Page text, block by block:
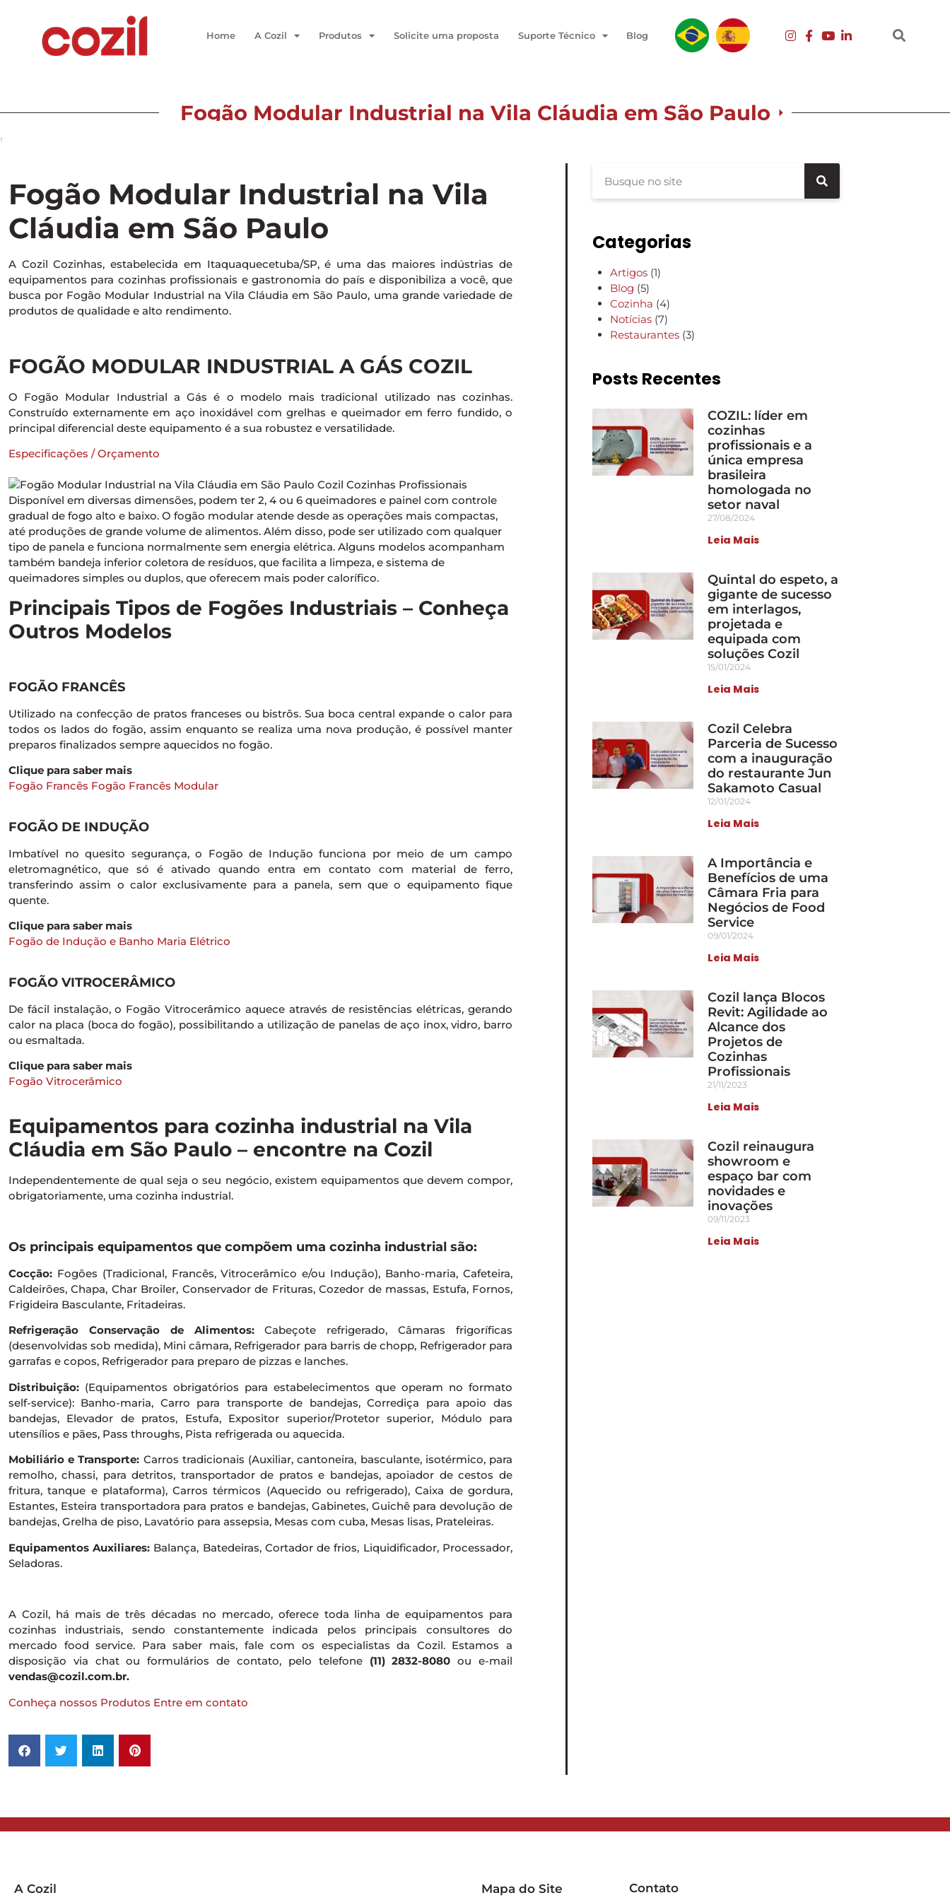
Home A Cozil Produtos Solicite uma proposta Suporte Técnico Blog
Fogão Modular Industrial na Vila Cláudia em São Paulo
Início
Fogão Modular Industrial na Vila
Cláudia em São Paulo
A Cozil Cozinhas, estabelecida em Itaquaquecetuba/SP, é uma das maiores indústrias de
equipamentos para cozinhas profissionais e gastronomia do país e disponibiliza a você, que
busca por Fogão Modular Industrial na Vila Cláudia em São Paulo, uma grande variedade de
produtos de qualidade e alto rendimento.
FOGÃO MODULAR INDUSTRIAL A GÁS COZIL
O Fogão Modular Industrial a Gás é o modelo mais tradicional utilizado nas cozinhas.
Construído externamente em aço inoxidável com grelhas e queimador em ferro fundido, o
principal diferencial deste equipamento é a sua robustez e versatilidade.
Especificações / Orçamento
Disponível em diversas dimensões, podem ter 2, 4 ou 6 queimadores e painel com controle
gradual de fogo alto e baixo. O fogão modular atende desde as operações mais compactas,
até produções de grande volume de alimentos. Além disso, pode ser utilizado com qualquer
tipo de panela e funciona normalmente sem energia elétrica. Alguns modelos acompanham
também bandeja inferior coletora de resíduos, que facilita a limpeza, e sistema de
queimadores simples ou duplos, que oferecem mais poder calorífico.
Principais Tipos de Fogões Industriais – Conheça
Outros Modelos
FOGÃO FRANCÊS
Utilizado na confecção de pratos franceses ou bistrôs. Sua boca central expande o calor para
todos os lados do fogão, assim enquanto se realiza uma nova produção, é possível manter
preparos finalizados sempre aquecidos no fogão.
Clique para saber mais
Fogão Francês Fogão Francês Modular
FOGÃO DE INDUÇÃO
Imbatível no quesito segurança, o Fogão de Indução funciona por meio de um campo
eletromagnético, que só é ativado quando entra em contato com material de ferro,
transferindo assim o calor exclusivamente para a panela, sem que o equipamento fique
quente.
Clique para saber mais
Fogão de Indução e Banho Maria Elétrico
FOGÃO VITROCERÂMICO
De fácil instalação, o Fogão Vitrocerâmico aquece através de resistências elétricas, gerando
calor na placa (boca do fogão), possibilitando a utilização de panelas de aço inox, vidro, barro
ou esmaltada.
Clique para saber mais
Fogão Vitrocerâmico
Equipamentos para cozinha industrial na Vila
Cláudia em São Paulo – encontre na Cozil
Independentemente de qual seja o seu negócio, existem equipamentos que devem compor,
obrigatoriamente, uma cozinha industrial.
Os principais equipamentos que compõem uma cozinha industrial são:
Cocção: Fogões (Tradicional, Francês, Vitrocerâmico e/ou Indução), Banho-maria, Cafeteira,
Caldeirões, Chapa, Char Broiler, Conservador de Frituras, Cozedor de massas, Estufa, Fornos,
Frigideira Basculante, Fritadeiras.
Refrigeração Conservação de Alimentos:Cabeçote refrigerado, Câmaras frigoríficas
(desenvolvidas sob medida), Mini câmara, Refrigerador para barris de chopp, Refrigerador para
garrafas e copos, Refrigerador para preparo de pizzas e lanches.
Distribuição: (Equipamentos obrigatórios para estabelecimentos que operam no formato
self-service): Banho-maria, Carro para transporte de bandejas, Corrediça para apoio das
bandejas, Elevador de pratos, Estufa, Expositor superior/Protetor superior, Módulo para
utensílios e pães, Pass throughs, Pista refrigerada ou aquecida.
Mobiliário e Transporte: Carros tradicionais (Auxiliar, cantoneira, basculante, isotérmico, para
remolho, chassi, para detritos, transportador de pratos e bandejas, apoiador de cestos de
fritura, tanque e plataforma), Carros térmicos (Aquecido ou refrigerado), Caixa de gordura,
Estantes, Esteira transportadora para pratos e bandejas, Gabinetes, Guichê para devolução de
bandejas, Grelha de piso, Lavatório para assepsia, Mesas com cuba, Mesas lisas, Prateleiras.
Equipamentos Auxiliares: Balança, Batedeiras, Cortador de frios, Liquidificador, Processador,
Seladoras.
A Cozil, há mais de três décadas no mercado, oferece toda linha de equipamentos para
cozinhas industriais, sendo constantemente indicada pelos principais consultores do
mercado food service. Para saber mais, fale com os especialistas da Cozil. Estamos a
disposição via chat ou formulários de contato, pelo telefone (11) 2832-8080 ou e-mail
vendas@cozil.com.br.
Conheça nossos Produtos Entre em contato
Categorias
Artigos(1)
Blog (5)
Cozinha (4)
Notícias(7)
Restaurantes(3)
Posts Recentes
COZIL: líder em
cozinhas
profissionais e a
única empresa
brasileira
homologada no
setor naval
27/08/2024
Leia Mais
Quintal do espeto, a
gigante de sucesso
em interlagos,
projetada e
equipada com
soluções Cozil
15/01/2024
Leia Mais
Cozil Celebra
Parceria de Sucesso
com a inauguração
do restaurante Jun
Sakamoto Casual
12/01/2024
Leia Mais
A Importância e
Benefícios de uma
Câmara Fria para
Negócios de Food
Service
09/01/2024
Leia Mais
Cozil lança Blocos
Revit: Agilidade ao
Alcance dos
Projetos de
Cozinhas
Profissionais
21/11/2023
Leia Mais
Cozil reinaugura
showroom e
espaço bar com
novidades e
inovações
09/11/2023
Leia Mais
A Cozil Mapa do Site Contato